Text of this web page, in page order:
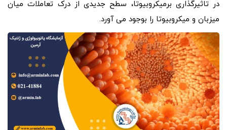
در تاثیرگذاری برمیکروبیوتا، سطح جدیدی از درک تعاملات میان
میزبان و میکروبیوتا را بوجود می آورد.